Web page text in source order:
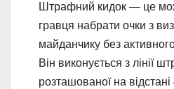
Штрафний кидок — це
гравця набрати очки з
майданчику без
Він виконується з лінії
розташованої на